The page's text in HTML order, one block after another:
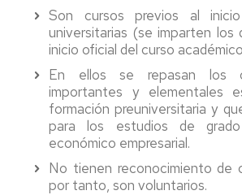
Son cursos previos al
universitarias (se imparten los
inicio oficial del curso
En ellos se repasan los
importantes y elementales
formación preuniversitaria y
para los estudios de
económico empresarial.
No tienen reconocimiento de
por tanto, son voluntarios.